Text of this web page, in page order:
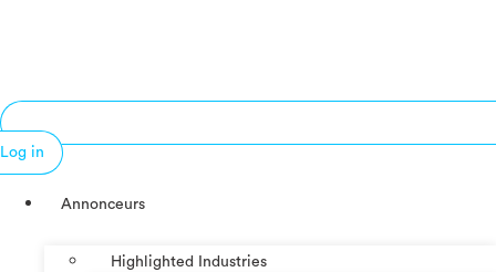
Log in
Annonceurs
Highlighted Industries